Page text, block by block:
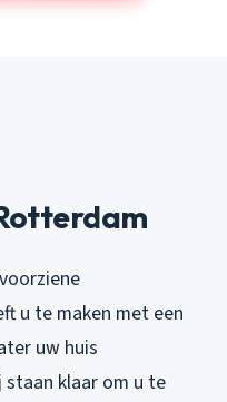
u te maken met een
uw huis
klaar om u te